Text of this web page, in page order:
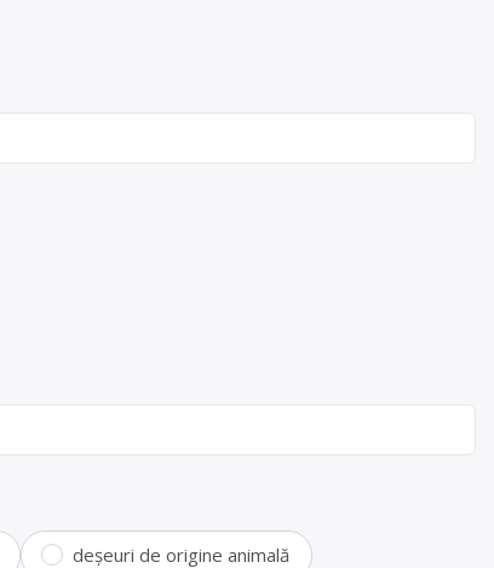
deșeuri de origine animală